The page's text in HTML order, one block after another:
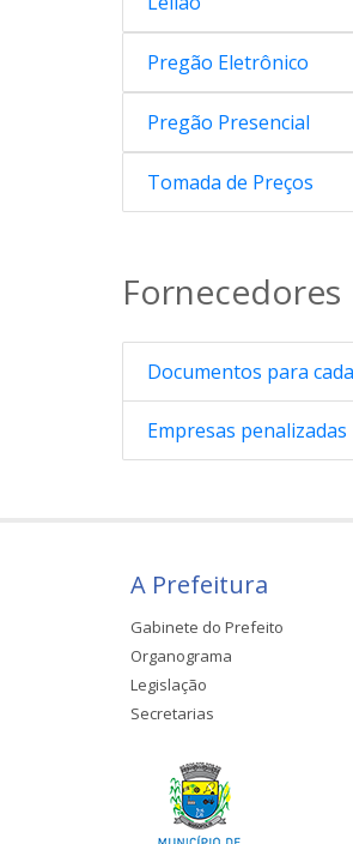
Pregão Eletrônico
Pregão Presencial
Tomada de Preços
Fornecedores
Documentos para
Empresas penalizadas
A Prefeitura
Gabinete do Prefeito
Organograma
Legislação
Secretarias